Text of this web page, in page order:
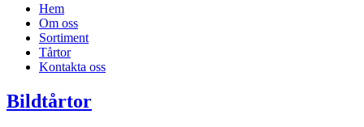
Hem
Om oss
Sortiment
Tårtor
Kontakta oss
Bildtårtor